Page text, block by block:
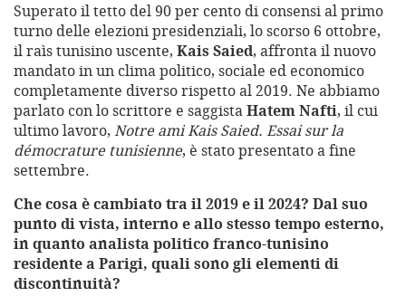
Superato il tetto del 90 per cento di consensi al primo
turno delle elezioni presidenziali, lo scorso 6 ottobre,
il raìs tunisino uscente, Kais Saied, affronta il nuovo
mandato in un clima politico, sociale ed economico
completamente diverso rispetto al 2019. Ne abbiamo
parlato con lo scrittore e saggistaHatem Nafti, il cui
ultimo lavoro, Notre ami Kais Saied. Essai sur la
démocrature tunisienne, è stato presentato a fine
settembre.
Che cosa è cambiato tra il 2019 e il 2024? Dal suo
punto di vista, interno e allo stesso tempo esterno,
in quanto analista politico franco-tunisino
residente a Parigi, quali sono gli elementi di
discontinuità?